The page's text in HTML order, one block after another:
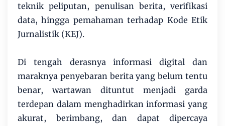
teknik peliputan, penulisan berita, verifikasi
data, hingga pemahaman terhadap Kode Etik
Jurnalistik (KEJ).
Di tengah derasnya informasi digital dan
maraknya penyebaran berita yang belum tentu
benar, wartawan dituntut menjadi garda
terdepan dalam menghadirkan informasi yang
akurat, berimbang, dan dapat dipercaya